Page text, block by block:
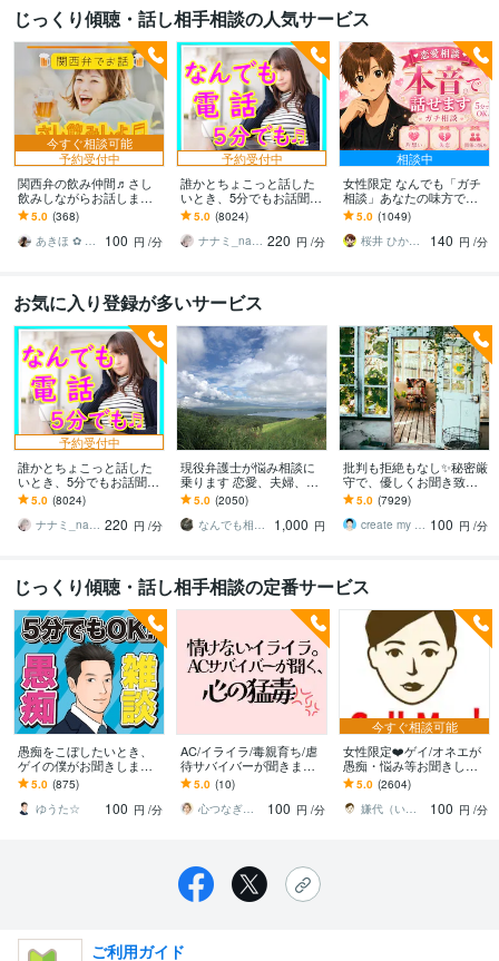
じっくり傾聴・話し相手相談の人気サービス
今すぐ相談可能
予約受付中
関西弁の飲み仲間♬さし
飲みしながらお話します
何となく話したい✨酔った
時のいい気分のまま⭐︎お話
しましょう
5.0 (368)
あきほ ✿ 元気を届ける関西女子✨
100 円 /分
予約受付中
誰かとちょこっと話した
いとき、5分でもお話聞き
ます 疲れた～、でもカウ
ンセリングじゃない、な
んとなく雑談聞いて～
5.0 (8024)
ナナミ_nanami 220 円 /分
相談中
女性限定 なんでも「ガチ
相談」あなたの味方で話
ます 男性目線で、あなた
の恋の“答え”を言葉にしま
す。
5.0 (1049)
桜井 ひかる｜経験豊富の恋愛相談室
140 円 /分
お気に入り登録が多いサービス
予約受付中
誰かとちょこっと話した
いとき、5分でもお話聞き
ます 疲れた～、でもカウ
ンセリングじゃない、な
んとなく雑談聞いて～
5.0 (8024)
ナナミ_nanami 220 円 /分
現役弁護士が悩み相談に
乗ります 恋愛、夫婦、学
校、会社、お金，単なる
愚痴など何でもOK！
5.0 (2050)
なんでも相談員
1,000 円
批判も拒絶もなし✨秘密厳
守で、優しくお聞き致し
ます ✨お試し１分から✨
違うかな？と思ったら途
中で切って構いません
5.0 (7929)
create my life 100 円 /分
じっくり傾聴・話し相手相談の定番サービス
愚痴をこぼしたいとき、
ゲイの僕がお聞きします
癒やし系ゲイが、どんな
話しでも優しくお聞きし
ます
5.0 (875)
ゆうた☆
100 円 /分
AC/イライラ/毒親育ち/虐
待サバイバーが聞きます
自分を恥じなくていい/心
の猛毒を吐き出し深呼吸
しませんか？
5.0 (10)
心つなぎ＊かずみ＊
100 円 /分
今すぐ相談可能
女性限定❤️ゲイ/オネエが
愚痴・悩み等お聞きしま
す 女性限定！ゲイ/オネエ
が恋愛/人間関係など何で
も聞くわよ！
5.0 (2604)
嫌代（いやよ）
100 円 /分
ご利用ガイド